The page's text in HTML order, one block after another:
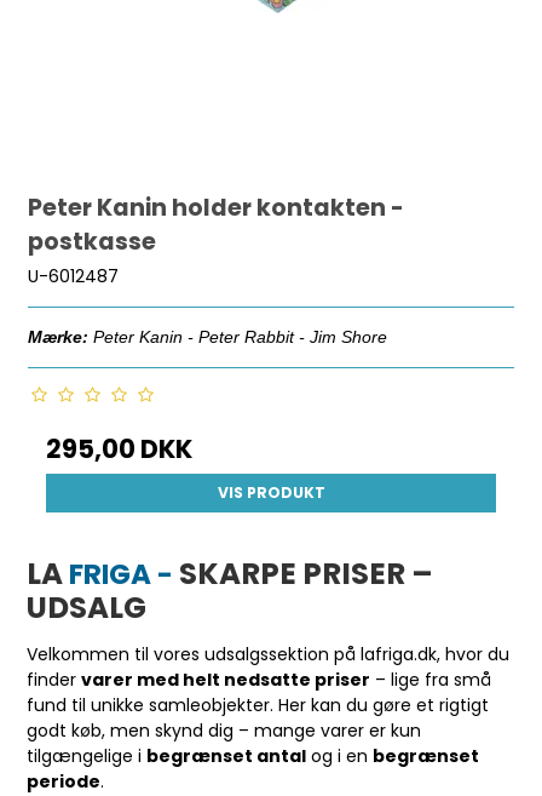
Peter Kanin holder kontakten -
postkasse
U-6012487
Mærke: Peter Kanin - Peter Rabbit - Jim Shore
295,00 DKK
VIS PRODUKT
LAFRIGA - SKARPE PRISER –
UDSALG
Velkommen til vores udsalgssektion på lafriga.dk, hvor du
findervarer med helt nedsatte priser – lige fra små
fund til unikke samleobjekter. Her kan du gøre et rigtigt
godt køb, men skynd dig – mange varer er kun
tilgængelige i begrænset antal og i en begrænset
periode.